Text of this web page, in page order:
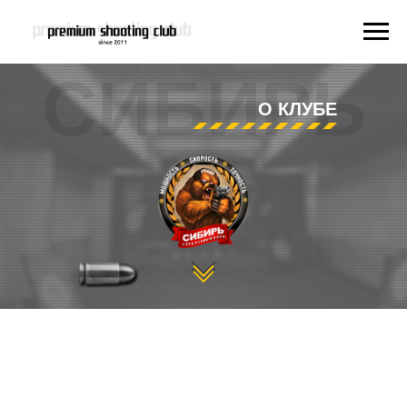
СИБИРЬ
О КЛУБЕ